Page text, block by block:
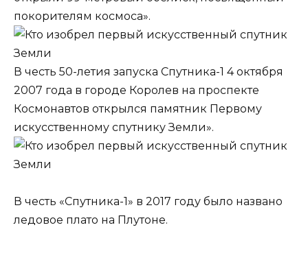
покорителям космоса».
В честь 50-летия запуска Спутника-1 4 октября
2007 года в городе Королев на проспекте
Космонавтов открылся памятник Первому
искусственному спутнику Земли».
В честь «Спутника-1» в 2017 году было названо
ледовое плато на Плутоне.